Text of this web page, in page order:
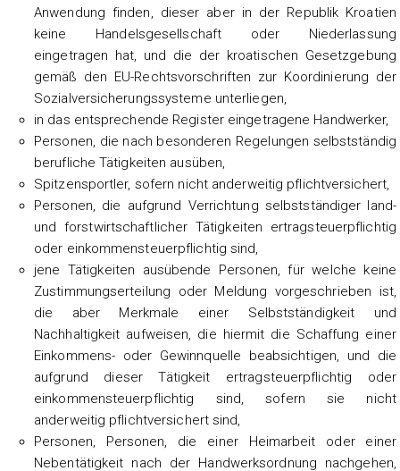
Anwendung finden, dieser aber in der Republik Kroatien
keine Handelsgesellschaft oder Niederlassung
eingetragen hat, und die der kroatischen Gesetzgebung
gemäß den EU-Rechtsvorschriften zur Koordinierung der
Sozialversicherungssysteme unterliegen,
in das entsprechende Register eingetragene Handwerker,
Personen, die nach besonderen Regelungen selbstständig
berufliche Tätigkeiten ausüben,
Spitzensportler, sofern nicht anderweitig pflichtversichert,
Personen, die aufgrund Verrichtung selbstständiger land-
und forstwirtschaftlicher Tätigkeiten ertragsteuerpflichtig
oder einkommensteuerpflichtig sind,
jene Tätigkeiten ausübende Personen, für welche keine
Zustimmungserteilung oder Meldung vorgeschrieben ist,
die aber Merkmale einer Selbstständigkeit und
Nachhaltigkeit aufweisen, die hiermit die Schaffung einer
Einkommens- oder Gewinnquelle beabsichtigen, und die
aufgrund dieser Tätigkeit ertragsteuerpflichtig oder
einkommensteuerpflichtig sind, sofern sie nicht
anderweitig pflichtversichert sind,
Personen, Personen, die einer Heimarbeit oder einer
Nebentätigkeit nach der Handwerksordnung nachgehen,